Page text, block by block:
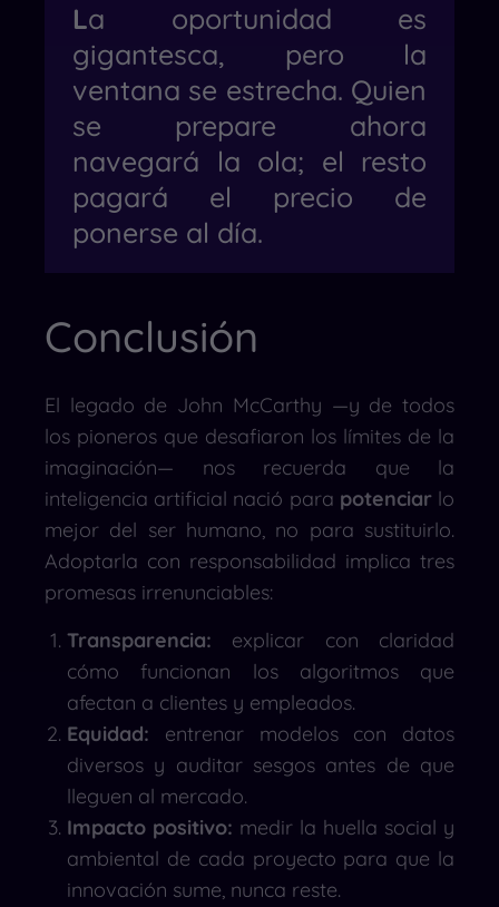
La oportunidad es
gigantesca, pero la
ventana se estrecha. Quien
se prepare ahora
navegará la ola; el resto
pagará el precio de
ponerse al día.
Conclusión
El legado de John McCarthy —y de todos
los pioneros que desafiaron los límites de la
imaginación— nos recuerda que la
inteligencia artificial nació para potenciarlo
mejor del ser humano, no para sustituirlo.
Adoptarla con responsabilidad implica tres
promesas irrenunciables:
Transparencia: explicar con claridad
cómo funcionan los algoritmos que
afectan a clientes y empleados.
Equidad: entrenar modelos con datos
diversos y auditar sesgos antes de que
lleguen al mercado.
Impacto positivo: medir la huella social y
ambiental de cada proyecto para que la
innovación sume, nunca reste.